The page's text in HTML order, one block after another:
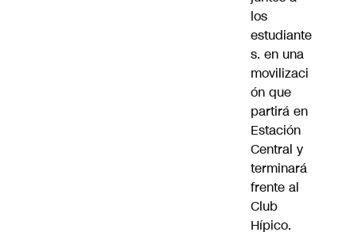
los
estudiante
s. en una
movilizaci
ón que
partirá en
Estación
Central y
terminará
frente al
Club
Hípico.